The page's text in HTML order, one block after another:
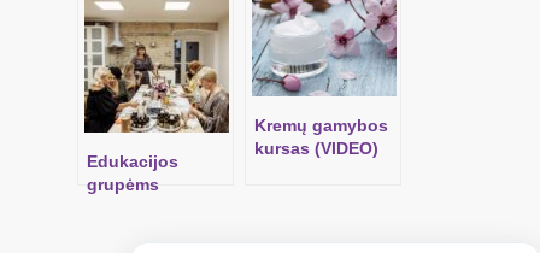
Edukacijos
grupėms
Kremų gamybos
kursas (VIDEO)